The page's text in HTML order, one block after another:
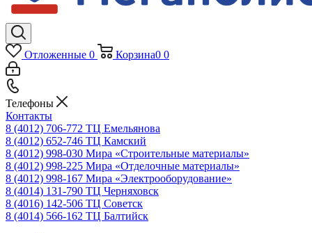
Отложенные 0 Корзина0 0
Телефоны
Контакты
8 (4012) 706-772 ТЦ Емельянова
8 (4012) 652-746 ТЦ Камский
8 (4012) 998-030 Мира «Строительные материалы»
8 (4012) 998-225 Мира «Отделочные материалы»
8 (4012) 998-167 Мира «Электрооборудование»
8 (4014) 131-790 ТЦ Черняховск
8 (4016) 142-506 ТЦ Советск
8 (4014) 566-162 ТЦ Балтийск